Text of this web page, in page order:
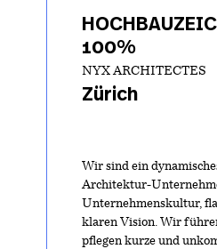
100%
NYX ARCHITECTES
Zürich
Wir sind ein
Architektur-
Unternehmenskultur,
klaren Vision. Wir
pflegen kurze und